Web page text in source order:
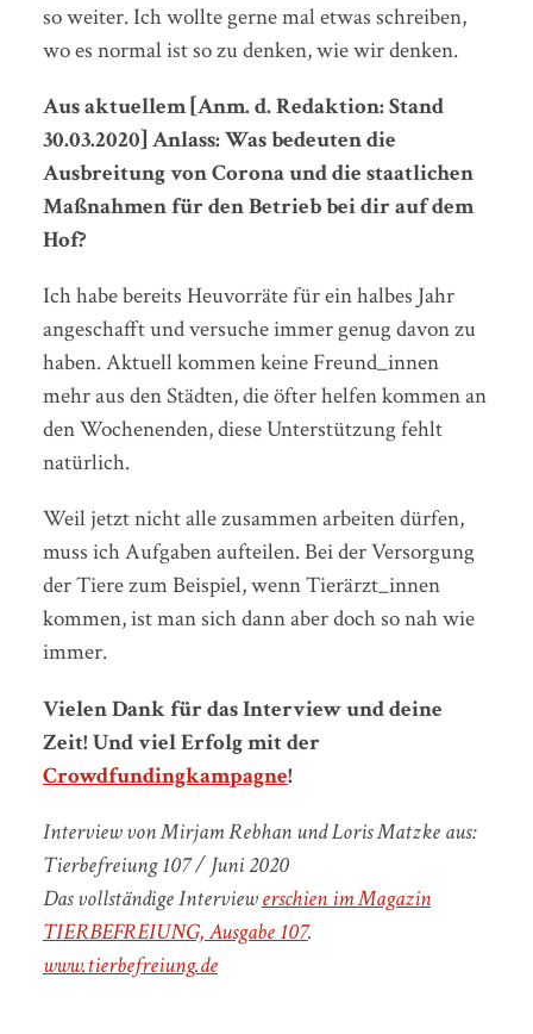
so weiter. Ich wollte gerne mal etwas schreiben,
wo es normal ist so zu denken, wie wir denken.
Aus aktuellem [Anm. d. Redaktion: Stand
30.03.2020] Anlass: Was bedeuten die
Ausbreitung von Corona und die staatlichen
Maßnahmen für den Betrieb bei dir auf dem
Hof?
Ich habe bereits Heuvorräte für ein halbes Jahr
angeschafft und versuche immer genug davon zu
haben. Aktuell kommen keine Freund_innen
mehr aus den Städten, die öfter helfen kommen an
den Wochenenden, diese Unterstützung fehlt
natürlich.
Weil jetzt nicht alle zusammen arbeiten dürfen,
muss ich Aufgaben aufteilen. Bei der Versorgung
der Tiere zum Beispiel, wenn Tierärzt_innen
kommen, ist man sich dann aber doch so nah wie
immer.
Vielen Dank für das Interview und deine
Zeit! Und viel Erfolg mit der
Crowdfundingkampagne!
Interview von Mirjam Rebhan und Loris Matzke aus:
Tierbefreiung 107 / Juni 2020
Das vollständige Interviewerschien im Magazin
TIERBEFREIUNG, Ausgabe 107.
www.tierbefreiung.de